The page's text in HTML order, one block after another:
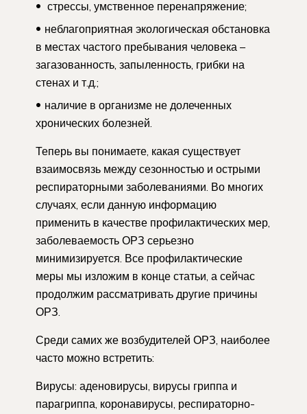
стрессы, умственное перенапряжение;
неблагоприятная экологическая обстановка
в местах частого пребывания человека –
загазованность, запыленность, грибки на
стенах и т.д.;
наличие в организме не долеченных
хронических болезней.
Теперь вы понимаете, какая существует
взаимосвязь между сезонностью и острыми
респираторными заболеваниями. Во многих
случаях, если данную информацию
применить в качестве профилактических мер,
заболеваемость ОРЗ серьезно
минимизируется. Все профилактические
меры мы изложим в конце статьи, а сейчас
продолжим рассматривать другие причины
ОРЗ.
Среди самих же возбудителей ОРЗ, наиболее
часто можно встретить:
Вирусы: аденовирусы, вирусы гриппа и
парагриппа, коронавирусы, респираторно-